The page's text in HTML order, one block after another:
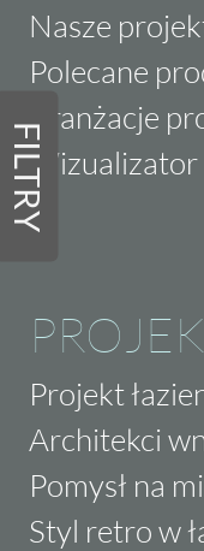
FILTRY
Nasze
Polecane
Aranżacje
Wizualizator
Projekt
Architekci
Pomysł na
Styl retro w